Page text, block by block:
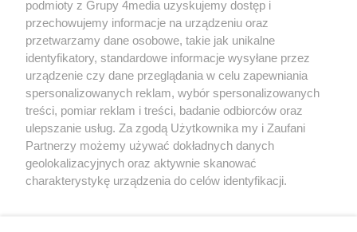
Redakcja Reklama Prywatność
Praca Łódź
the:protocol
podmioty z Grupy 4media uzyskujemy dostęp i
przechowujemy informacje na urządzeniu oraz
przetwarzamy dane osobowe, takie jak unikalne
identyfikatory, standardowe informacje wysyłane przez
urządzenie czy dane przeglądania w celu zapewniania
spersonalizowanych reklam, wybór spersonalizowanych
treści, pomiar reklam i treści, badanie odbiorców oraz
ulepszanie usług. Za zgodą Użytkownika my i Zaufani
Partnerzy możemy używać dokładnych danych
geolokalizacyjnych oraz aktywnie skanować
charakterystykę urządzenia do celów identyfikacji.